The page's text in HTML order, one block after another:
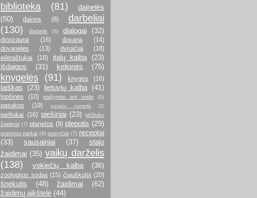
biblioteka (81)
dainelės
(50)
dainos (8)
darbeliai
(130)
darbelis (6) dialogai (32)
dinozaurai (16) dovana
(14)
dovanėlės
(13) dviračiai
(18)
eilėraštukai
(18) italų kalba
(23)
išdaigos
(31) kelionės (75)
knygelės (91) knygos (16)
laiškas (23) lietuvių kalba (41)
lopšinės (10) paišymas ant veido (5)
pasakos (19) pasakų namelis (2)
perliukai (16) piešiniai (23)
pirštukų
žaidimai (7) planetos (9) pleputis (29)
pramogų parkai (6) pusryčiai (7) receptai
(33)
sausainiai (37)
stalo
žaidimai (35) vaikų darželis
(138)
vokiečių kalba (36)
zoologijos sodas (15) čiauškutis (20)
šnekutis (48) žaidimai
(62)
žaidimų aikštelė (44)